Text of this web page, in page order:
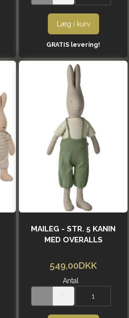
Læg i kurv
GRATIS levering!
MAILEG - STR. 5 KANIN
MED OVERALLS
549,00DKK
Antal